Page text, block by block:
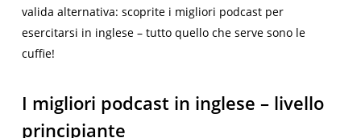
valida alternativa: scoprite i migliori podcast per
esercitarsi in inglese – tutto quello che serve sono le
cuffie!
I migliori podcast in inglese – livello
principiante